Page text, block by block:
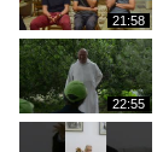
21:58
22:55